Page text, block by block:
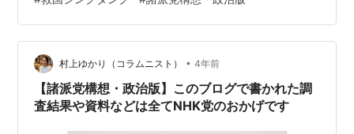
す。勉強になる事が多すぎて大変ですが、とても貴重な
機会を日々頂いています。 よろしければ是非ご覧くださ
いませ。 諸派党構想・政治版のご活用ご希望の方は下記
リンクより、お問い合わせください。 www.syoha.jp
村上ゆかり（コラムニスト） • 4年前
【諸派党構想・政治版】このブログで書かれた調
査結果や資料などは全てNHK党のおかげです